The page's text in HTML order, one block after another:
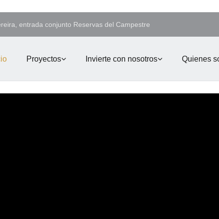
entrada conjunto Reservas del Campestre
Proyectos Invierte con nosotros Quienes